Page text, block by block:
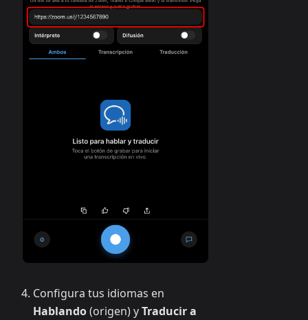
Configura tus idiomas en
Hablando(origen) yTraducir a